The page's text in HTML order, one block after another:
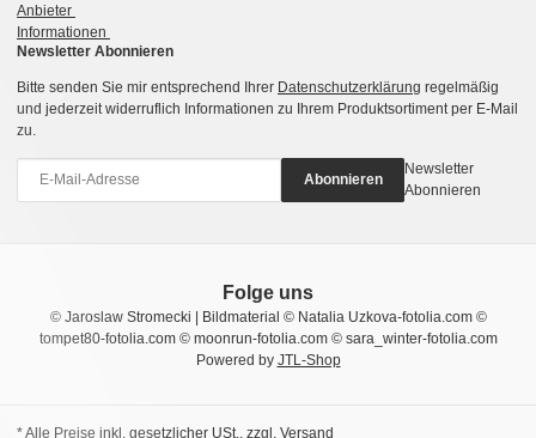
Anbieter
Informationen
Newsletter Abonnieren
Bitte senden Sie mir entsprechend Ihrer Datenschutzerklärung regelmäßig
und jederzeit widerruflich Informationen zu Ihrem Produktsortiment per E-Mail
zu.
Abonnieren
Newsletter
Abonnieren
© Jaroslaw Stromecki | Bildmaterial © Natalia Uzkova-fotolia.com ©
tompet80-fotolia.com © moonrun-fotolia.com © sara_winter-fotolia.com
Powered by JTL-Shop
Folge uns
* Alle Preise inkl. gesetzlicher USt., zzgl. Versand